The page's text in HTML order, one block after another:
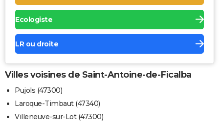
Ecologiste
LR ou droite
Villes voisines de Saint-Antoine-de-Ficalba
Pujols (47300)
Laroque-Timbaut (47340)
Villeneuve-sur-Lot (47300)